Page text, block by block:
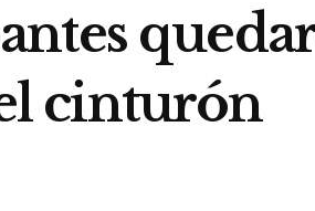
cinturón